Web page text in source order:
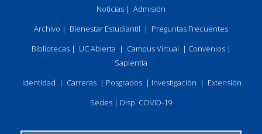
Noticias | Admisión
Archivo | Bienestar Estudiantil | Preguntas Frecuentes
Bibliotecas| UC Abierta | Campus Virtual | Convenios|
Sapientia
Identidad | Carreras | Posgrados | Investigación | Extensión
Sedes | Disp. COVID-19